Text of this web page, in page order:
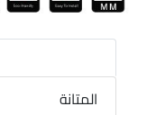
المتانة